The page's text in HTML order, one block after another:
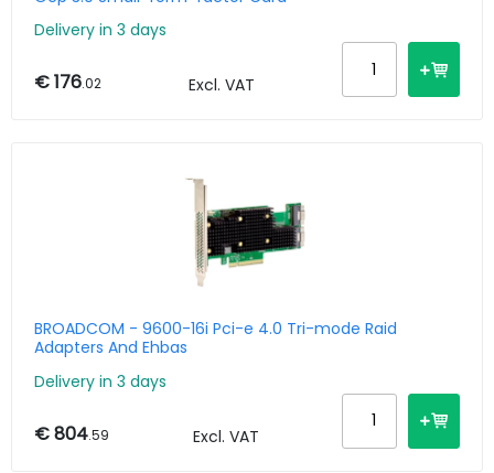
Delivery in 3 days
€ 176.02 Excl. VAT
BROADCOM - 9600-16i Pci-e 4.0 Tri-mode Raid
Adapters And Ehbas
Delivery in 3 days
€ 804.59 Excl. VAT